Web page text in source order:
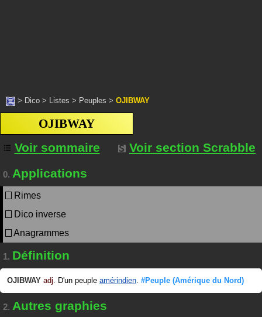
> Dico > Listes > Peuples > OJIBWAY
OJIBWAY
Voir sommaire
Voir section Scrabble
0. Applications
Rimes
Dico inverse
Anagrammes
1. Définition
OJIBWAY adj. D'un peuple amérindien. #Peuple (Amérique du Nord)
2. Autres graphies